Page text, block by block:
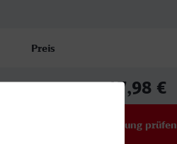
Preis
17,98 €
Verbindung prüfen